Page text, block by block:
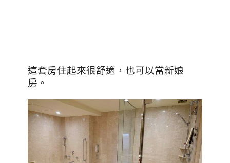
這套房住起來很舒適，也可以當新娘
房。